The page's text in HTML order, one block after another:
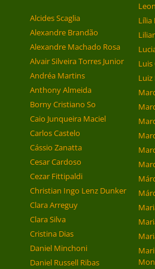
Alcides Scaglia
Alexandre Brandão
Alexandre Machado Rosa
Alvair Silveira Torres Junior
Andréa Martins
Anthony Almeida
Borny Cristiano So
Caio Junqueira Maciel
Carlos Castelo
Cássio Zanatta
Cesar Cardoso
Cezar Fittipaldi
Christian Ingo Lenz Dunker
Clara Arreguy
Clara Silva
Cristina Dias
Daniel Minchoni
Daniel Russell Ribas
Lília
Luis
Luiz